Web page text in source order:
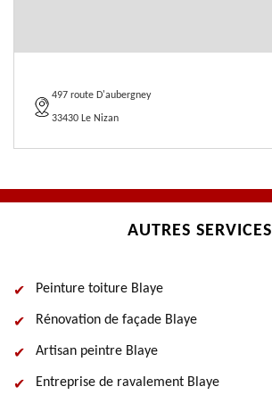
497 route D'aubergney
33430 Le Nizan
AUTRES SERVICES
Peinture toiture Blaye
Rénovation de façade Blaye
Artisan peintre Blaye
Entreprise de ravalement Blaye